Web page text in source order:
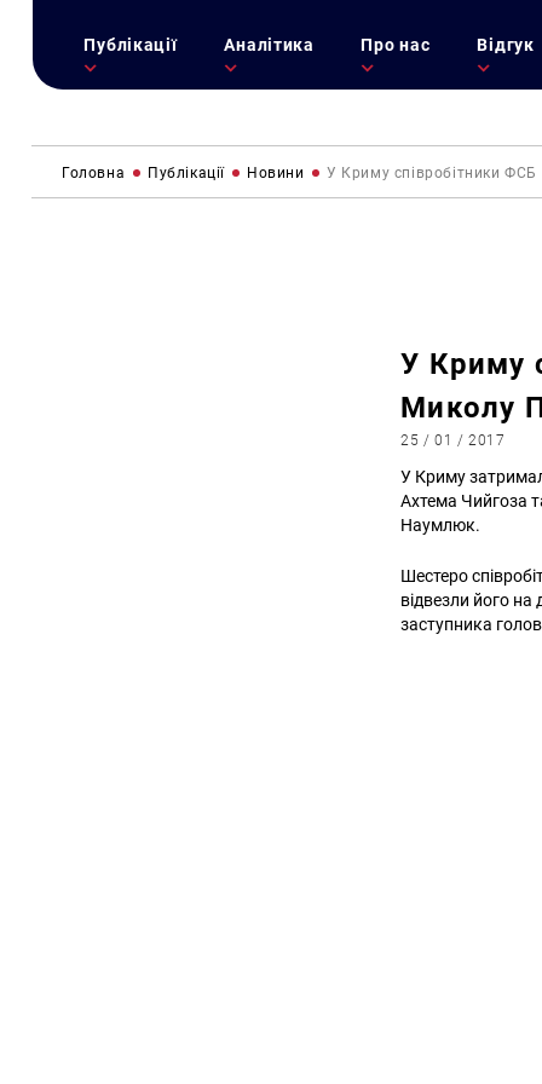
Публікації Аналітика Про нас Відгук
Головна Публікації Новини У Криму співробітники
У Криму
Миколу
25 / 01 / 2017
У Криму
Ахтема Чийгоза
Наумлюк.
Шестеро
відвезли його
заступника